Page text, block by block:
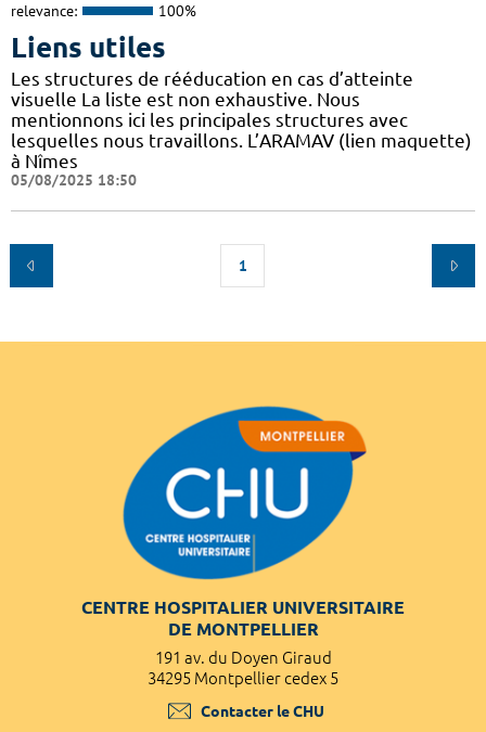
relevance: 100%
Liens utiles
Les structures de rééducation en cas d’atteinte
visuelle La liste est non exhaustive. Nous
mentionnons ici les principales structures avec
lesquelles nous travaillons. L’ARAMAV (lien maquette)
à Nîmes
05/08/2025 18:50
1
CENTRE HOSPITALIER UNIVERSITAIRE
DE MONTPELLIER
191 av. du Doyen Giraud
34295 Montpellier cedex 5
Contacter le CHU